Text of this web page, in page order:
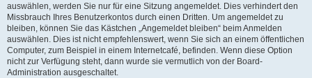
auswählen, werden Sie nur für eine Sitzung angemeldet. Dies verhindert den
Missbrauch Ihres Benutzerkontos durch einen Dritten. Um angemeldet zu
bleiben, können Sie das Kästchen „Angemeldet bleiben“ beim Anmelden
auswählen. Dies ist nicht empfehlenswert, wenn Sie sich an einem öffentlichen
Computer, zum Beispiel in einem Internetcafé, befinden. Wenn diese Option
nicht zur Verfügung steht, dann wurde sie vermutlich von der Board-
Administration ausgeschaltet.